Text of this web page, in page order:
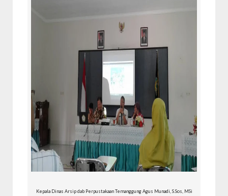
Kepala Dinas Arsip dab Perpustakaan Temanggung Agus Munadi, S.Sos, MSi